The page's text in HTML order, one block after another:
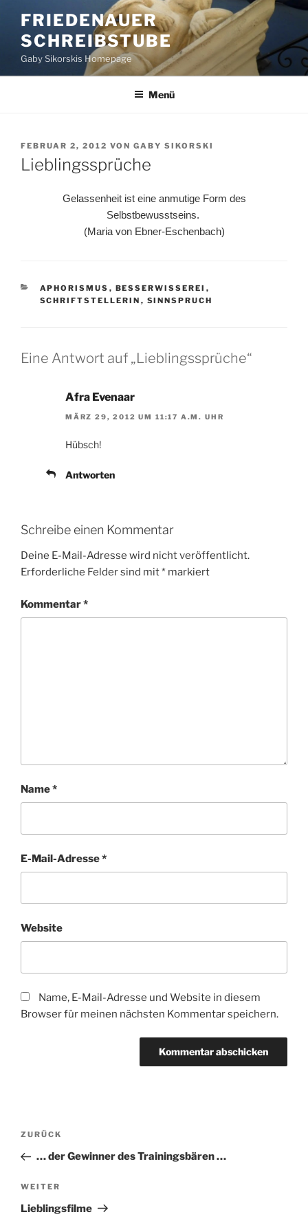
Inhalt
springen
FRIEDENAUER
SCHREIBSTUBE
Gaby Sikorskis Homepage
Menü
VERÖFFENTLICHT
AM
FEBRUAR 2, 2012 VON GABY SIKORSKI
Lieblingssprüche
Gelassenheit ist eine anmutige Form des
Selbstbewusstseins.
(Maria von Ebner-Eschenbach)
KATEGORIEN
APHORISMUS , BESSERWISSEREI ,
SCHRIFTSTELLERIN , SINNSPRUCH
Eine Antwort auf „Lieblingssprüche“
Afra Evenaar
MÄRZ 29, 2012 UM 11:17 A.M. UHR
Hübsch!
Antworten
Schreibe einen Kommentar
Deine E-Mail-Adresse wird nicht veröffentlicht.
Erforderliche Felder sind mit* markiert
Kommentar*
Name*
E-Mail-Adresse*
Website
Name, E-Mail-Adresse und Website in diesem
Browser für meinen nächsten Kommentar speichern.
Beitragsnavigation
Vorheriger
Beitrag
ZURÜCK
… der Gewinner des Trainingsbären …
Nächster
Beitrag
WEITER
Lieblingsfilme